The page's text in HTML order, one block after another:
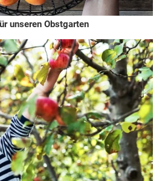
unseren Obstgarten